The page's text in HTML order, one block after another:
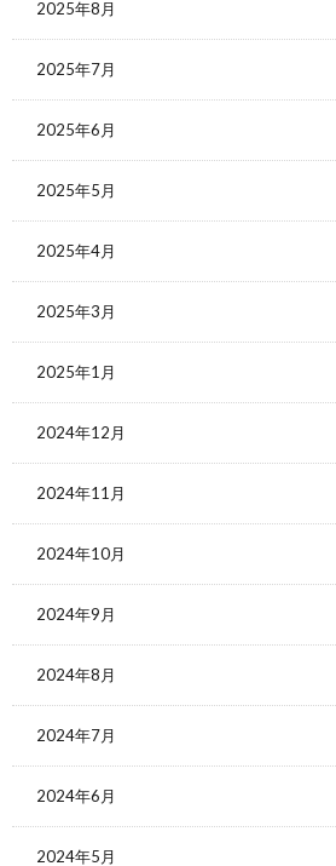
2025年8月
2025年7月
2025年6月
2025年5月
2025年4月
2025年3月
2025年1月
2024年12月
2024年11月
2024年10月
2024年9月
2024年8月
2024年7月
2024年6月
2024年5月